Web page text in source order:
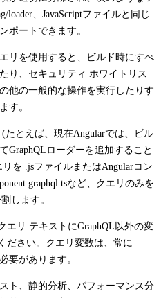
loader 、JavaScriptファイルと同じ
ポートできます。
リを使用すると、ビルド時にすべ
り、セキュリティ ホワイトリス
他の一般的な操作を実行したりす
す。
たとえば、現在Angularでは、ビル
GraphQLローダーを追加すること
リを .jsファイルまたはAngularコン
など、クエリのみを
します。
エリ テキストにGraphQL以外の変
ださい。クエリ変数は、常に
要があります。
ト、静的分析、パフォーマンス分